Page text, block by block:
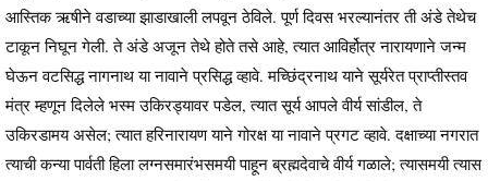
आस्तिक ऋषीने वडाच्या झाडाखाली लपवून ठेविले. पूर्ण दिवस भरल्यानंतर ती अंडे तेथेच
टाकून निघून गेली. ते अंडे अजून तेथे होते तसे आहे, त्यात आविर्होत्र नारायणाने जन्म
घेऊन वटसिद्ध नागनाथ या नावाने प्रसिद्ध व्हावे. मच्छिंद्रनाथ याने सूर्यरेत प्राप्तीस्तव
मंत्र म्हणून दिलेले भस्म उकिरड्यावर पडेल, त्यात सूर्य आपले वीर्य सांडील, ते
उकिरडामय असेल; त्यात हरिनारायण याने गोरक्ष या नावाने प्रगट व्हावे. दक्षाच्या नगरात
त्याची कन्या पार्वती हिला लग्नसमारंभसमयी पाहून ब्रह्मदेवाचे वीर्य गळाले; त्यासमयी त्यास